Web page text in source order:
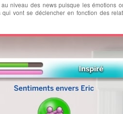
niveau des news puisque les émotions
vont se déclencher en fonction des